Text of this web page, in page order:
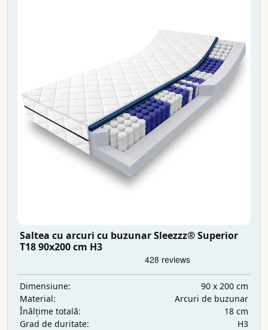
Saltea cu arcuri cu buzunar Sleezzz® Superior
T18 90x200 cm H3
Dimensiune:
90 x 200 cm
Material:
Arcuri de buzunar
Înălțime totală:
18 cm
Grad de duritate:
H3